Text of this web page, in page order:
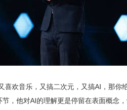
喜欢音乐，又搞二次元，又搞AI，那你
，他对AI的理解更是停留在表面概念